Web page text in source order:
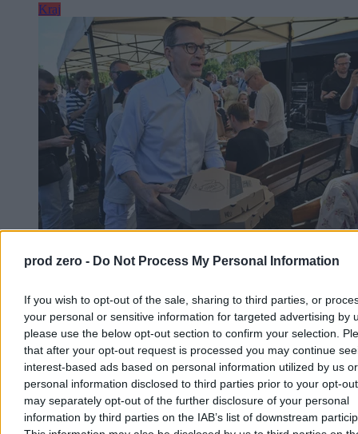
prod zero - Do Not Process My Personal Information
If you wish to opt-out of the sale, sharing to third parties, or
your personal or sensitive information for targeted advertising by
please use the below opt-out section to confirm your selection.
that after your opt-out request is processed you may continue
interest-based ads based on personal information utilized by us or
personal information disclosed to third parties prior to your opt-
may separately opt-out of the further disclosure of your personal
information by third parties on the IAB’s list of downstream
Kraj
Senator PiS zmienia barwy. „To nie jest
Senator Ryszard Majer, związany dotychczas z Prawem i
Sprawiedliwością, dołączył do stowarzyszenia „Rozwój Plus”
związanego z Mateuszem Morawieckim. Polityk zapewnia, że nie
oznacza to rozstania z dotychczasowym środowiskiem, lecz
poszerzenie jego działalności.
Piotr Białczyk